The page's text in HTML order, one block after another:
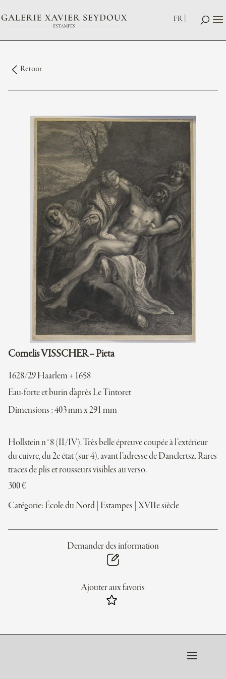
FR
Retour
Cornelis VISSCHER – Pieta
1628/29 Haarlem + 1658
Eau-forte et burin d'après Le Tintoret
Dimensions : 403 mm x 291 mm
Hollstein n°8 (II/IV). Très belle épreuve coupée à l’extérieur
du cuivre, du 2e état (sur 4), avant l’adresse de Danclertsz. Rares
traces de plis et rousseurs visibles au verso.
300€
Catégorie: École du Nord Estampes XVIIe siècle
Demander des information
Ajouter aux favoris